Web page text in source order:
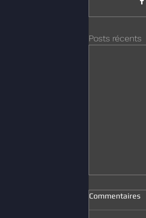
Posts récents
Commentaires